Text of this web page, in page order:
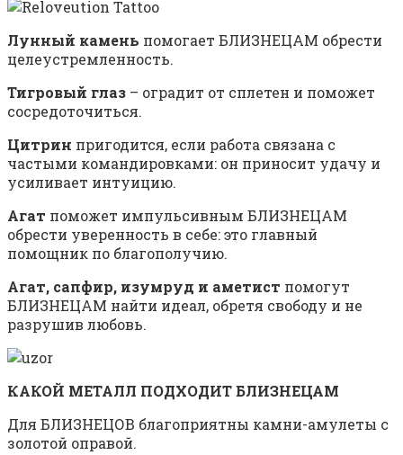
Лунный камень помогает БЛИЗНЕЦАМ обрести
целеустремленность.
Тигровый глаз – оградит от сплетен и поможет
сосредоточиться.
Цитрин пригодится, если работа связана с
частыми командировками: он приносит удачу и
усиливает интуицию.
Агат поможет импульсивным БЛИЗНЕЦАМ
обрести уверенность в себе: это главный
помощник по благополучию.
Агат, сапфир, изумруд и аметист помогут
БЛИЗНЕЦАМ найти идеал, обретя свободу и не
разрушив любовь.
КАКОЙ МЕТАЛЛ ПОДХОДИТ БЛИЗНЕЦАМ
Для БЛИЗНЕЦОВ благоприятны камни-амулеты с
золотой оправой.